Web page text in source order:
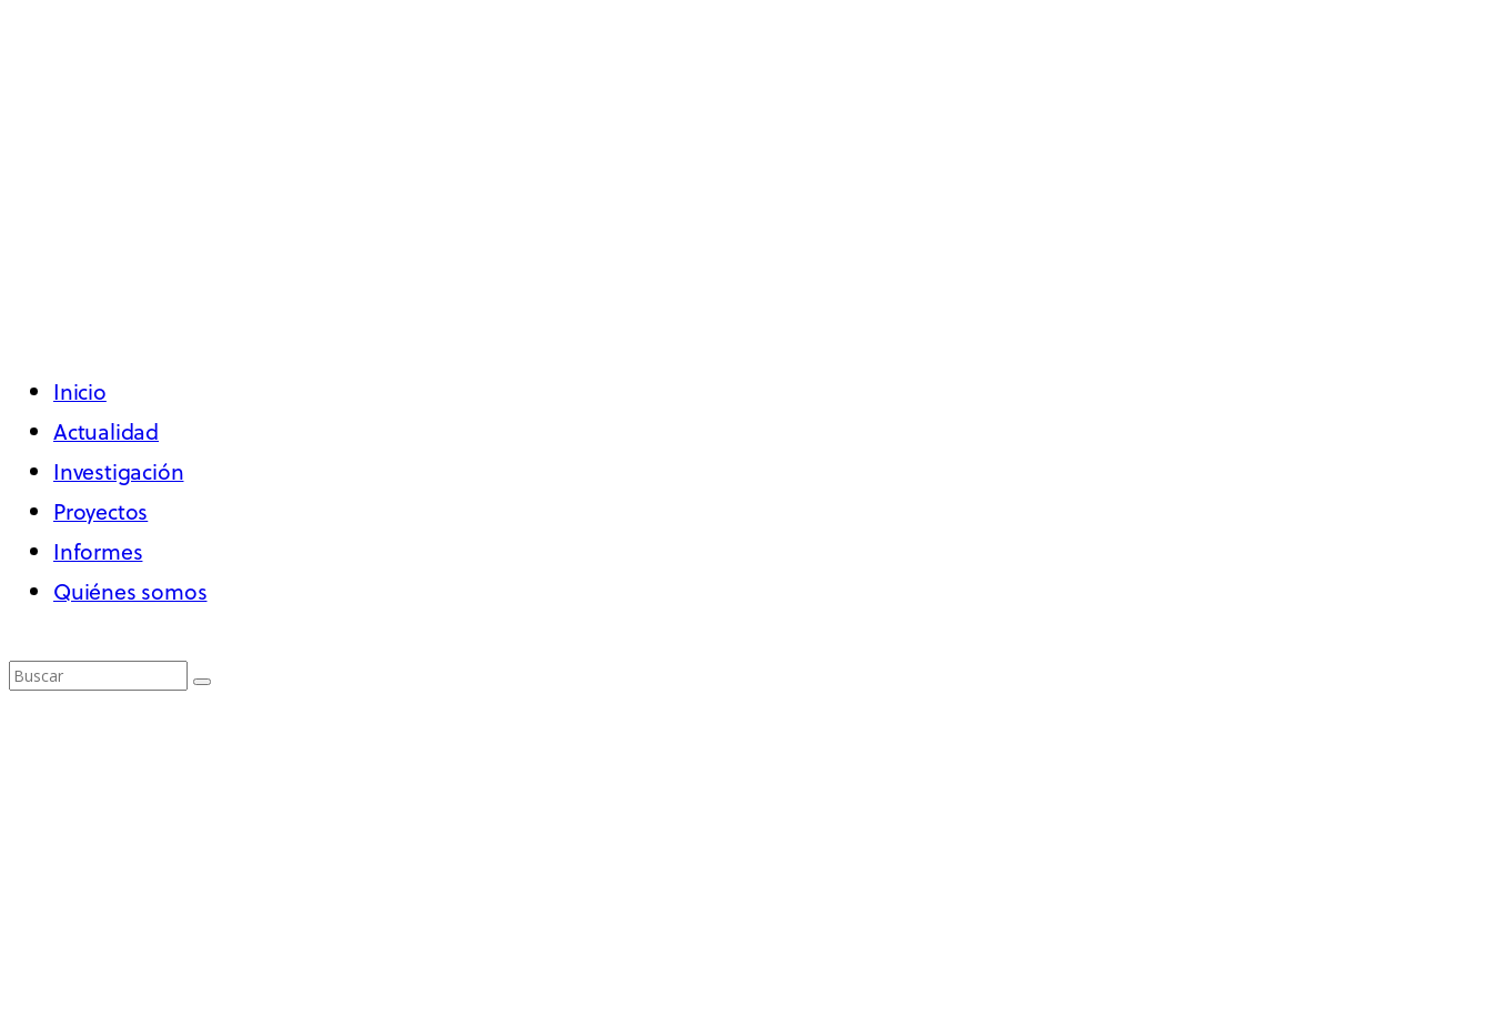
Inicio
Actualidad
Investigación
Proyectos
Informes
Quiénes somos